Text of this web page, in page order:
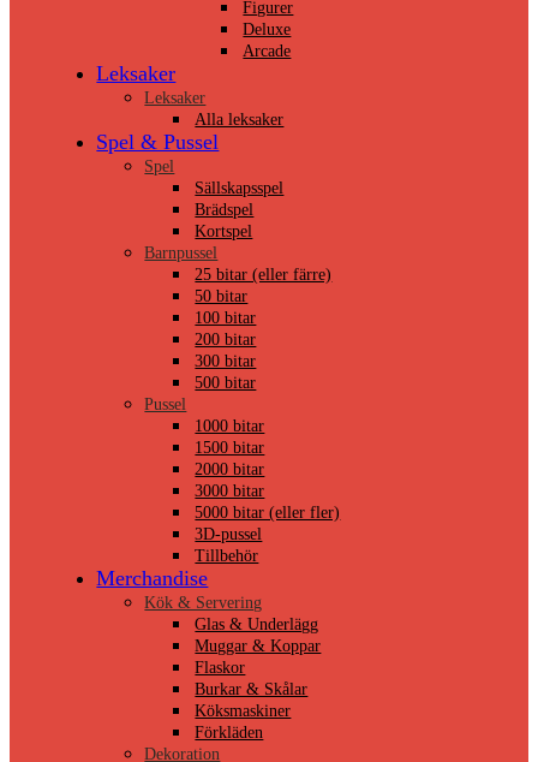
Figurer
Deluxe
Arcade
Leksaker
Leksaker
Alla leksaker
Spel & Pussel
Spel
Sällskapsspel
Brädspel
Kortspel
Barnpussel
25 bitar (eller färre)
50 bitar
100 bitar
200 bitar
300 bitar
500 bitar
Pussel
1000 bitar
1500 bitar
2000 bitar
3000 bitar
5000 bitar (eller fler)
3D-pussel
Tillbehör
Merchandise
Kök & Servering
Glas & Underlägg
Muggar & Koppar
Flaskor
Burkar & Skålar
Köksmaskiner
Förkläden
Dekoration